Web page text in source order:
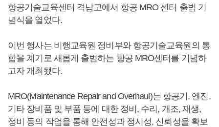
항공기술교육센터 격납고에서 항공 MRO 센터 출범 기
념식을 열었다.
이번 행사는 비행교육원 정비부와 항공기술교육원의 통
합을 계기로 새롭게 출범하는 항공 MRO센터를 기념하
고자 개최됐다.
MRO(Maintenance Repair and Overhaul)는 항공기, 엔진,
기타 장비품 및 부품 등에 대한 정비, 수리, 개조, 재생,
정비 등의 작업을 통해 안전성과 정시성, 신뢰성을 확보